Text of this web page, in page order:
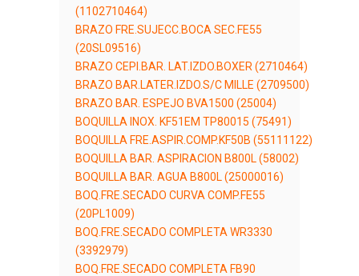
(1102710464)
BRAZO FRE.SUJECC.BOCA SEC.FE55
(20SL09516)
BRAZO CEPI.BAR. LAT.IZDO.BOXER (2710464)
BRAZO BAR.LATER.IZDO.S/C MILLE (2709500)
BRAZO BAR. ESPEJO BVA1500 (25004)
BOQUILLA INOX. KF51EM TP80015 (75491)
BOQUILLA FRE.ASPIR.COMP.KF50B (55111122)
BOQUILLA BAR. ASPIRACION B800L (58002)
BOQUILLA BAR. AGUA B800L (25000016)
BOQ.FRE.SECADO CURVA COMP.FE55
(20PL1009)
BOQ.FRE.SECADO COMPLETA WR3330
(3392979)
BOQ.FRE.SECADO COMPLETA FB90